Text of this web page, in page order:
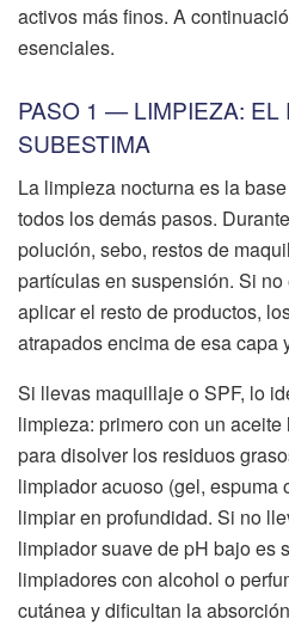
activos más finos. A
esenciales.
PASO 1 — LIMPIEZA: EL
SUBESTIMA
La limpieza nocturna es la
todos los demás pasos.
polución, sebo, restos de
partículas en suspensión. Si
aplicar el resto de productos,
atrapados encima de esa capa
Si llevas maquillaje o SPF, lo
limpieza: primero con un
para disolver los residuos
limpiador acuoso (gel, espuma
limpiar en profundidad. Si no
limpiador suave de pH bajo es
limpiadores con alcohol o
cutánea y dificultan la